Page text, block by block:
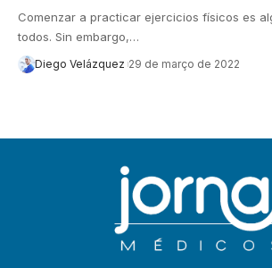
Comenzar a practicar ejercicios físicos es
todos. Sin embargo,…
Diego Velázquez 29 de março de 2022